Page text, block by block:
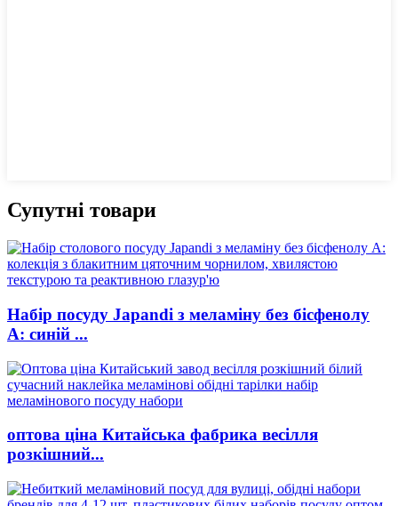
Супутні товари
Набір посуду Japandi з меламіну без бісфенолу
А: синій ...
оптова ціна Китайська фабрика весілля
розкішний...